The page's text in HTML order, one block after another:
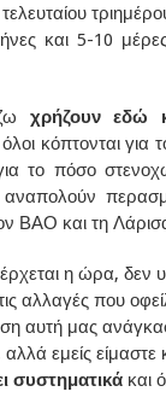
και 5-10
χρήζουν εδώ
κόπτονται
για το πόσο
ΒΑΟ και τη
η ώρα, δεν
αλλαγές που
αυτή μας
εμείς
συστηματικάκαι